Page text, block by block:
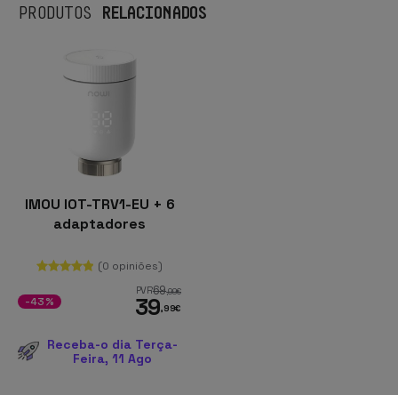
PRODUTOS RELACIONADOS
IMOU IOT-TRV1-EU + 6
adaptadores
(0 opiniões)
PVR69,99€
39,99€
-43%
Receba-o dia Terça-
Feira, 11 Ago